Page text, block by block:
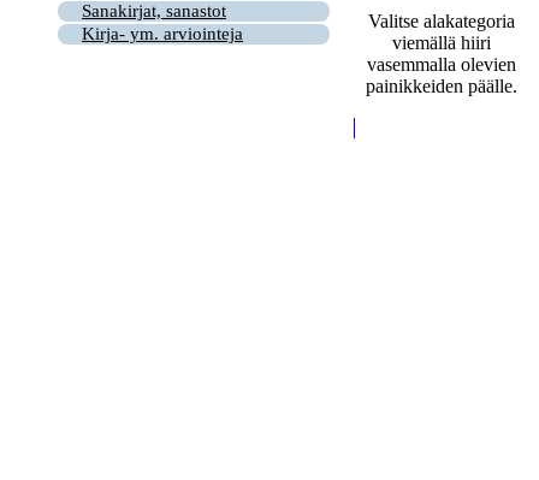
Sanakirjat, sanastot
Kirja- ym. arviointeja
Valitse alakategoria
viemällä hiiri
vasemmalla olevien
painikkeiden päälle.